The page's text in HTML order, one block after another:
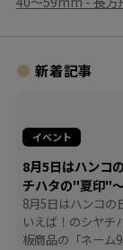
新着記事
イベント
8月5日はハンコ
チハタの"夏印"
ン
8月5日はハンコの
いえば！のシヤチ
板商品の「ネーム